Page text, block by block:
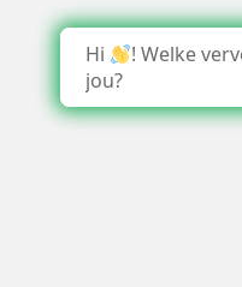
Hi
! Welke
jou?